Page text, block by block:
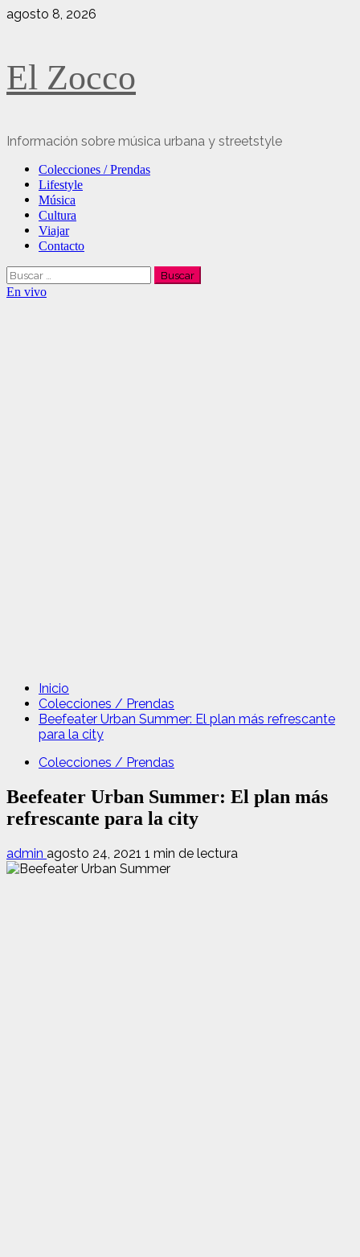
Saltar
agosto 8, 2026
El Zocco
Información sobre música urbana y streetstyle
Menú
principal
Colecciones / Prendas
Lifestyle
Música
Cultura
Viajar
Contacto
Buscar:
En vivo
Inicio
Colecciones / Prendas
Beefeater Urban Summer: El plan más refrescante
para la city
Colecciones / Prendas
Beefeater Urban Summer: El plan más
refrescante para la city
admin agosto 24, 2021 1 min de lectura